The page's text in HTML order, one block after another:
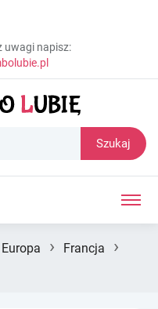
uwagi napisz:
Szukaj
Europa › Francja ›